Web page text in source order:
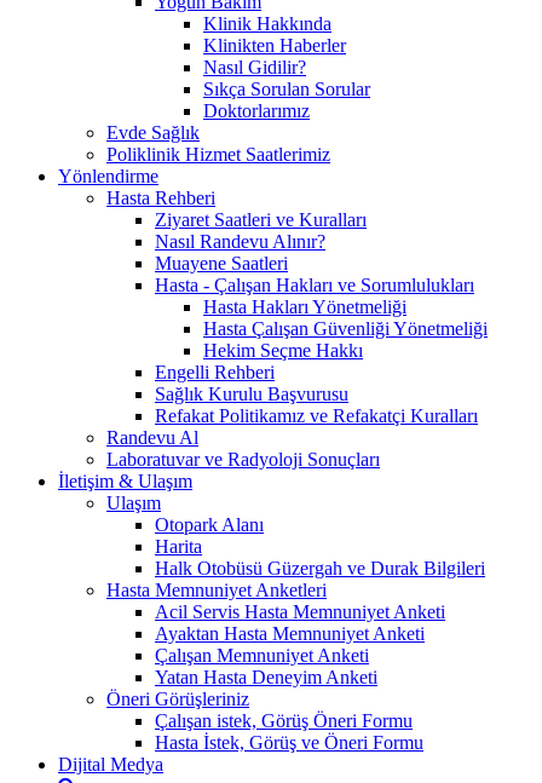
Klinik Hakkında
Klinikten Haberler
Nasıl Gidilir?
Sıkça Sorulan Sorular
Doktorlarımız
Evde Sağlık
Poliklinik Hizmet Saatlerimiz
Yönlendirme
Hasta Rehberi
Ziyaret Saatleri ve Kuralları
Nasıl Randevu Alınır?
Muayene Saatleri
Hasta - Çalışan Hakları ve Sorumlulukları
Hasta Hakları Yönetmeliği
Hasta Çalışan Güvenliği Yönetmeliği
Hekim Seçme Hakkı
Engelli Rehberi
Sağlık Kurulu Başvurusu
Refakat Politikamız ve Refakatçi Kuralları
Randevu Al
Laboratuvar ve Radyoloji Sonuçları
İletişim & Ulaşım
Ulaşım
Otopark Alanı
Harita
Halk Otobüsü Güzergah ve Durak Bilgileri
Hasta Memnuniyet Anketleri
Acil Servis Hasta Memnuniyet Anketi
Ayaktan Hasta Memnuniyet Anketi
Çalışan Memnuniyet Anketi
Yatan Hasta Deneyim Anketi
Öneri Görüşleriniz
Çalışan istek, Görüş Öneri Formu
Hasta İstek, Görüş ve Öneri Formu
Dijital Medya